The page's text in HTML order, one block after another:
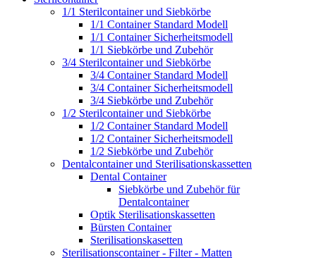
1/1 Sterilcontainer und Siebkörbe
1/1 Container Standard Modell
1/1 Container Sicherheitsmodell
1/1 Siebkörbe und Zubehör
3/4 Sterilcontainer und Siebkörbe
3/4 Container Standard Modell
3/4 Container Sicherheitsmodell
3/4 Siebkörbe und Zubehör
1/2 Sterilcontainer und Siebkörbe
1/2 Container Standard Modell
1/2 Container Sicherheitsmodell
1/2 Siebkörbe und Zubehör
Dentalcontainer und Sterilisationskassetten
Dental Container
Siebkörbe und Zubehör für
Dentalcontainer
Optik Sterilisationskassetten
Bürsten Container
Sterilisationskasetten
Sterilisationscontainer - Filter - Matten